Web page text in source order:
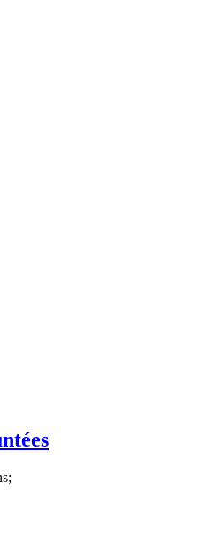
;